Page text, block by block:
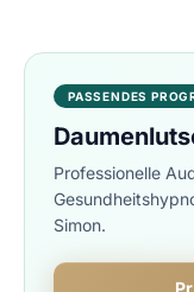
PASSENDES
Professionelle
Simon.